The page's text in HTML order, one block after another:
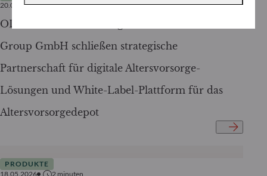
20.05.2026
2minuten
ODDO BHF Asset Management und Xaver
Group GmbH schließen strategische
Partnerschaft für digitale Altersvorsorge-
Lösungen und White-Label-Plattform für das
Altersvorsorgedepot
PRODUKTE
18.05.2026
2 minuten